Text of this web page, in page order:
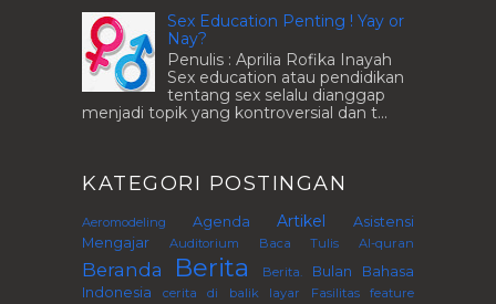
Sex Education Penting ! Yay or
Nay?
Penulis : Aprilia Rofika Inayah
Sex education atau pendidikan
tentang sex selalu dianggap
menjadi topik yang kontroversial dan t...
KATEGORI POSTINGAN
Aeromodeling Agenda Artikel
Asistensi
Mengajar
Auditorium Baca Tulis Al-quran
Beranda Berita Berita.
Bulan Bahasa
Indonesia
cerita di balik layar Fasilitas
feature